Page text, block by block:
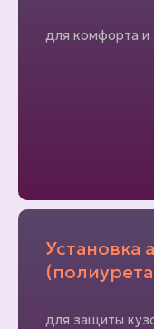
для комфорта
Установка
для защиты